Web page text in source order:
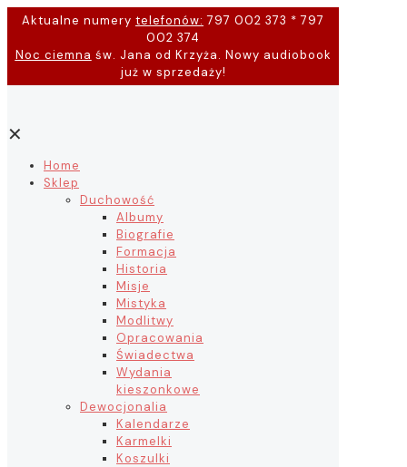
Aktualne numery telefonów: 797 002 373 * 797
002 374
Noc ciemna św. Jana od Krzyża. Nowy audiobook
już w sprzedaży!
✕
Home
Sklep
Duchowość
Albumy
Biografie
Formacja
Historia
Misje
Mistyka
Modlitwy
Opracowania
Świadectwa
Wydania
kieszonkowe
Dewocjonalia
Kalendarze
Karmelki
Koszulki